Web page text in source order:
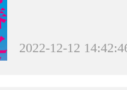
2022-12-12